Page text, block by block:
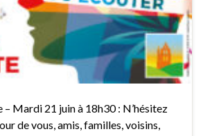
– Mardi 21 juin à 18h30 : N’hésitez
de vous, amis, familles, voisins,